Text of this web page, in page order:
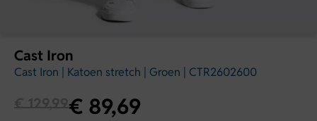
Cast Iron
Cast Iron | Katoen stretch | Groen | CTR2602600
€ 89,69